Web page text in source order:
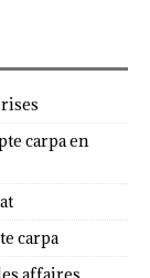
carpa en
carpa